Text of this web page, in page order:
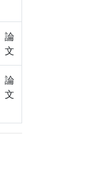
論
文
論
文